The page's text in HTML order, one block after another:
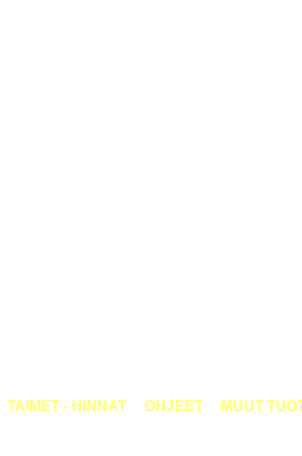
TAIMET - HINNAT| OHJEET| MUUT